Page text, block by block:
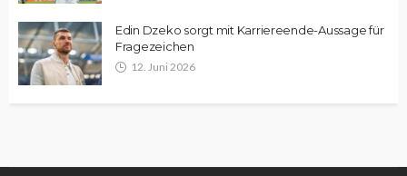
Edin Dzeko sorgt mit Karriereende-Aussage für
Fragezeichen
12. Juni 2026